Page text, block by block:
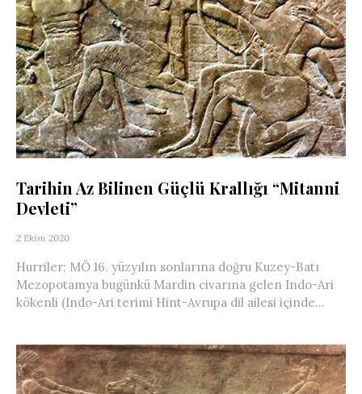
Tarihin Az Bilinen Güçlü Krallığı “Mitanni
Devleti”
2 Ekim 2020
Hurriler; MÖ 16. yüzyılın sonlarına doğru Kuzey-Batı
Mezopotamya bugünkü Mardin civarına gelen Indo-Ari
kökenli (Indo-Ari terimi Hint-Avrupa dil ailesi içinde...